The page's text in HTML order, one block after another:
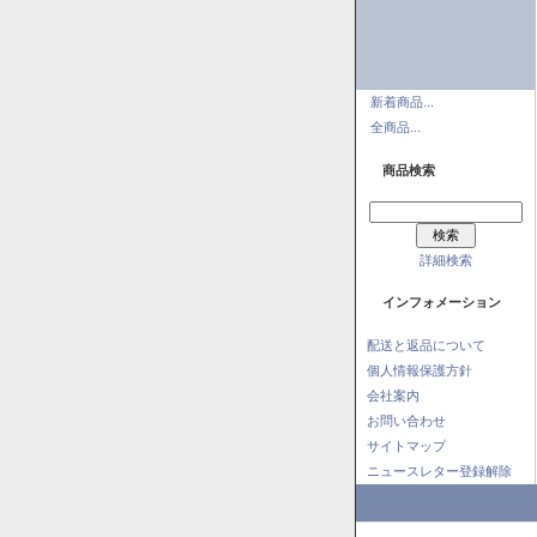
新着商品...
全商品...
商品検索
詳細検索
インフォメーション
配送と返品について
個人情報保護方針
会社案内
お問い合わせ
サイトマップ
ニュースレター登録解除